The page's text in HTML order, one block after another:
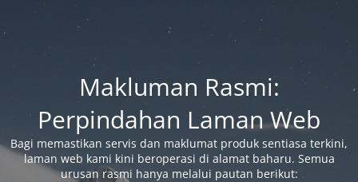
Makluman Rasmi:
Perpindahan Laman Web
Bagi memastikan servis dan maklumat produk sentiasa terkini,
laman web kami kini beroperasi di alamat baharu. Semua
urusan rasmi hanya melalui pautan berikut: